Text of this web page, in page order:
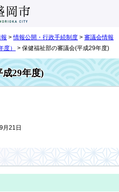
>情報公開・行政手続制度 > 審議会情報
） > 保健福祉部の審議会(平成29年度)
29年度)
21日